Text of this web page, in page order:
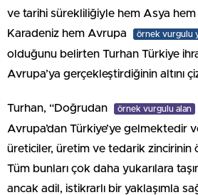
ve tarihi sürekliliğiyle hem Asya
Karadeniz hem Avrupa
örnek vurgulu
olduğunu belirten Turhan Türkiye
Avrupa’ya gerçekleştirdiğinin altını
Turhan, “Doğrudan örnek vurgulu alan
Avrupa’dan Türkiye’ye gelmektedir
üreticiler, üretim ve tedarik zincirinin
Tüm bunları çok daha yukarılara
ancak adil, istikrarlı bir yaklaşımla